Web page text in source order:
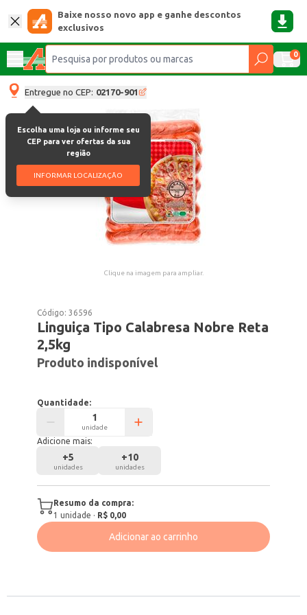
Baixe nosso novo app e ganhe descontos
exclusivos
0
Entregue no CEP: 02170-901
Escolha uma loja ou informe seu
CEP para ver ofertas da sua
região
INFORMAR LOCALIZAÇÃO
Clique na imagem para ampliar.
Código:36596
Linguiça Tipo Calabresa Nobre Reta
2,5kg
Produto indisponível
Quantidade:
unidade
Adicione mais:
+5
unidades
+10
unidades
Resumo da compra:
1 unidade · R$ 0,00
Adicionar ao carrinho